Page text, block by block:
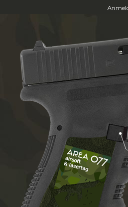
HOME
AREA 077
MITGLIEDER